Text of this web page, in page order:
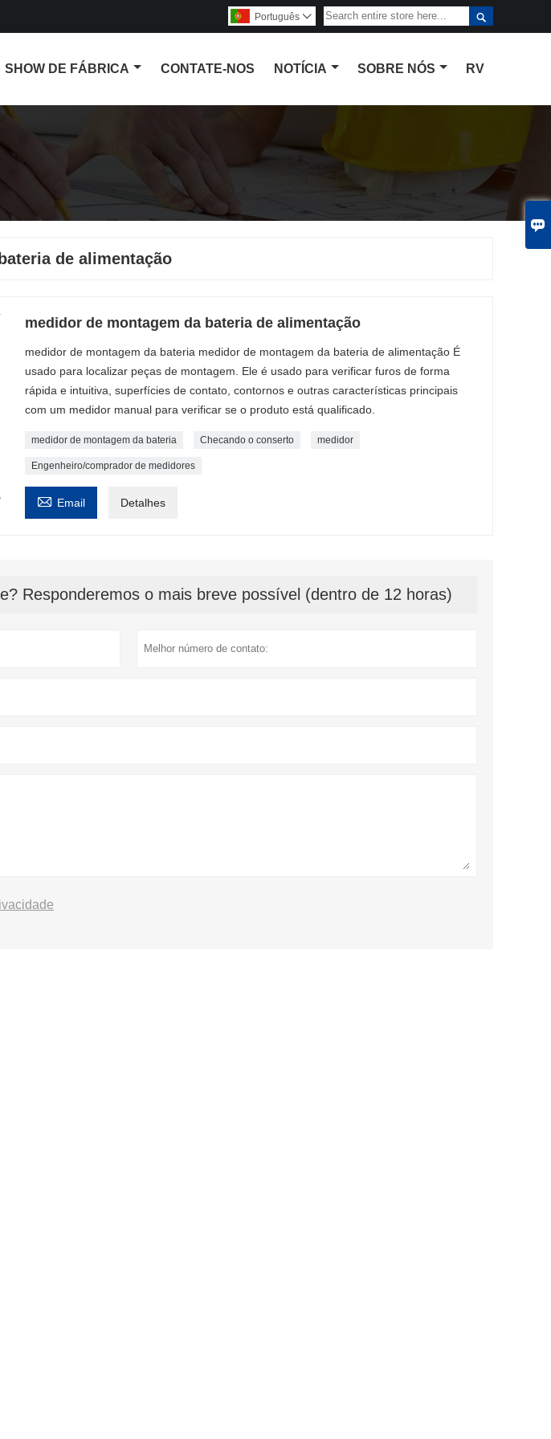


Português 
SHOW DE FÁBRICA CONTATE-NOS NOTÍCIA SOBRE NÓS RV
de alimentação
medidor de montagem da bateria de alimentação
medidor de montagem da bateria medidor de montagem da bateria de alimentação É
usado para localizar peças de montagem. Ele é usado para verificar furos de forma
rápida e intuitiva, superfícies de contato, contornos e outras características principais
com um medidor manual para verificar se o produto está qualificado.
medidor de montagem da bateria Checando o conserto medidor
Engenheiro/comprador de medidores
 Email Detalhes
Responderemos o mais breve possível (dentro de 12 horas)